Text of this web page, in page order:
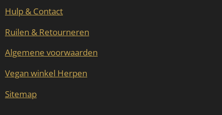
Hulp & Contact
Ruilen & Retourneren
Algemene voorwaarden
Vegan winkel Herpen
Sitemap